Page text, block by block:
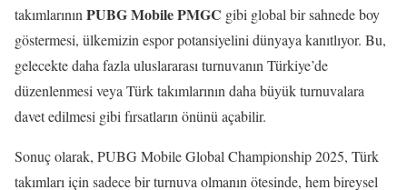
takımlarınınPUBG Mobile PMGC gibi global bir sahnede boy
göstermesi, ülkemizin espor potansiyelini dünyaya kanıtlıyor. Bu,
gelecekte daha fazla uluslararası turnuvanın Türkiye’de
düzenlenmesi veya Türk takımlarının daha büyük turnuvalara
davet edilmesi gibi fırsatların önünü açabilir.
Sonuç olarak, PUBG Mobile Global Championship 2025, Türk
takımları için sadece bir turnuva olmanın ötesinde, hem bireysel